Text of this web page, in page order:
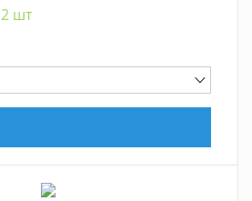
2 шт